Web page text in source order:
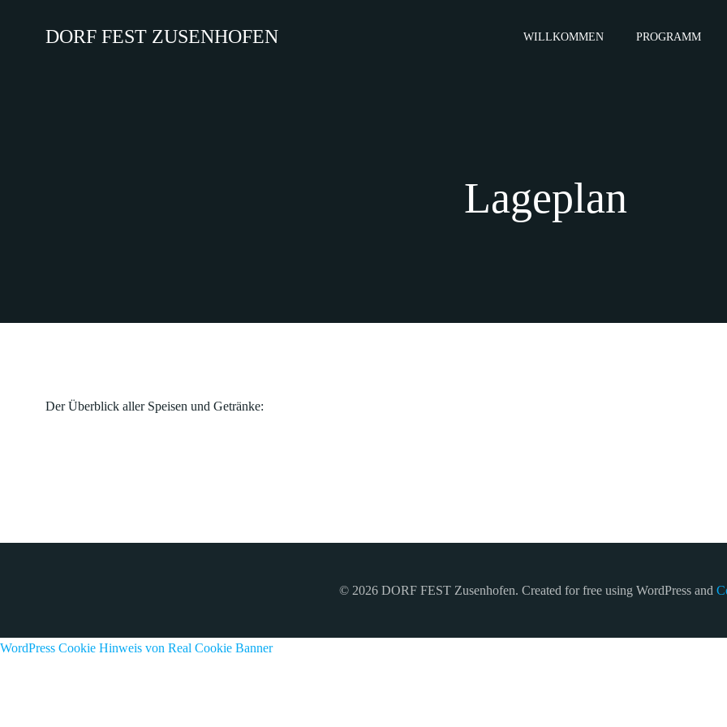
DORF FEST ZUSENHOFEN WILLKOMMEN PROGRAMM
Lageplan
Der Überblick aller Speisen und Getränke:
© 2026 DORF FEST Zusenhofen. Created for free using WordPress and
WordPress Cookie Hinweis von Real Cookie Banner